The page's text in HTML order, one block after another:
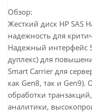
Обзор:
Жесткий диск HP SAS
надежность для
Надежный интерфейс
дуплекс) для
Smart Carrier для
как Gen8, так и
обработки
аналитики,